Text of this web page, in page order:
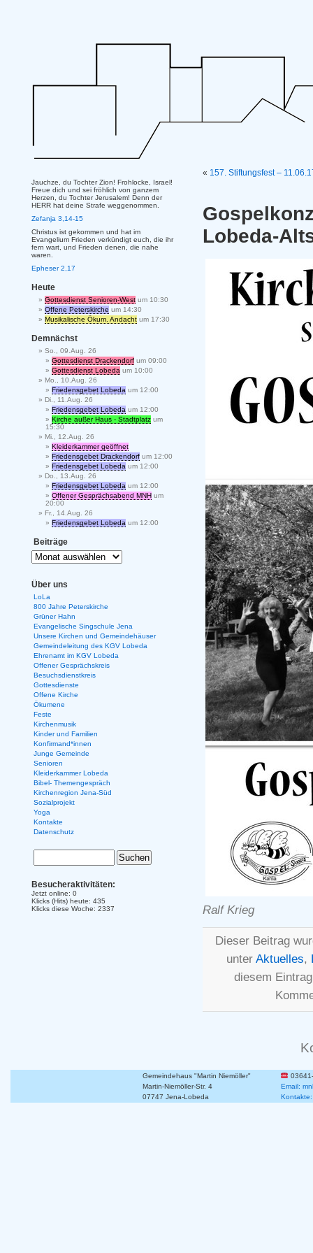
« 157. Stiftungsfest –
Lobeda-
Ralf Krieg
Dieser Beitrag
unter Aktuelles,
diesem
Jauchze, du Tochter Zion! Frohlocke, Israel!
Freue dich und sei fröhlich von ganzem
Herzen, du Tochter Jerusalem! Denn der
HERR hat deine Strafe weggenommen.
Zefanja 3,14-15
Christus ist gekommen und hat im
Evangelium Frieden verkündigt euch, die ihr
fern wart, und Frieden denen, die nahe
waren.
Epheser 2,17
Heute
Gottesdienst Senioren-West um 10:30
Offene Peterskirche um 14:30
Musikalische Ökum. Andacht um 17:30
Demnächst
So., 09.Aug. 26
Gottesdienst Drackendorf um 09:00
Gottesdienst Lobeda um 10:00
Mo., 10.Aug. 26
Friedensgebet Lobeda um 12:00
Di., 11.Aug. 26
Friedensgebet Lobeda um 12:00
Kirche außer Haus - Stadtplatz um
15:30
Mi., 12.Aug. 26
Kleiderkammer geöffnet
Friedensgebet Drackendorf um 12:00
Friedensgebet Lobeda um 12:00
Do., 13.Aug. 26
Friedensgebet Lobeda um 12:00
Offener Gesprächsabend MNH um
20:00
Fr., 14.Aug. 26
Friedensgebet Lobeda um 12:00
Beiträge
Über uns
LoLa
800 Jahre Peterskirche
Grüner Hahn
Evangelische Singschule Jena
Unsere Kirchen und Gemeindehäuser
Gemeindeleitung des KGV Lobeda
Ehrenamt im KGV Lobeda
Offener Gesprächskreis
Besuchsdienstkreis
Gottesdienste
Offene Kirche
Ökumene
Feste
Kirchenmusik
Kinder und Familien
Konfirmand*innen
Junge Gemeinde
Senioren
Kleiderkammer Lobeda
Bibel- Themengespräch
Kirchenregion Jena-Süd
Sozialprojekt
Yoga
Kontakte
Datenschutz
Besucheraktivitäten:
Jetzt online: 0
Klicks (Hits) heute: 435
Klicks diese Woche: 2337
Gemeindehaus "Martin Niemöller"
Martin-Niemöller-Str. 4
Email:
07747 Jena-Lobeda